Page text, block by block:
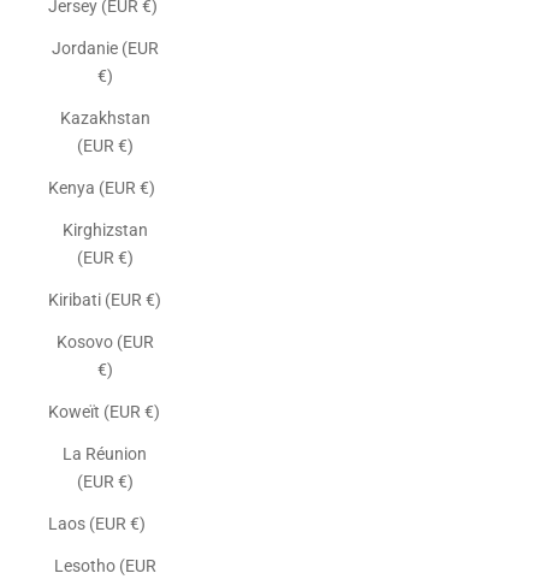
Jersey (EUR €)
Jordanie (EUR
€)
Kazakhstan
(EUR €)
Kenya (EUR €)
Kirghizstan
(EUR €)
Kiribati (EUR €)
Kosovo (EUR
€)
Koweït (EUR €)
La Réunion
(EUR €)
Laos (EUR €)
Lesotho (EUR